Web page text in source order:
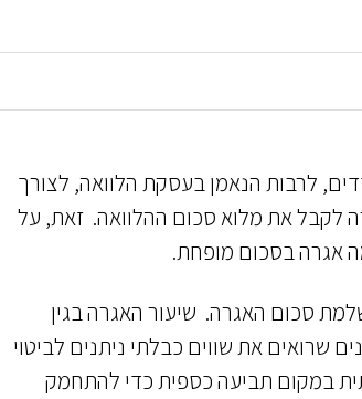
לרבות הנאמן בעסקת הלוואה, לצורך
לקבל את מלוא סכום ההלוואה. זאת, על
אגרה בסכום מופחת.
סכום האגרה. שיעור האגרה בגין
שרואים את שווים כבלתי ניתנים לביטוי
במקום תביעה כספית כדי להתחמק